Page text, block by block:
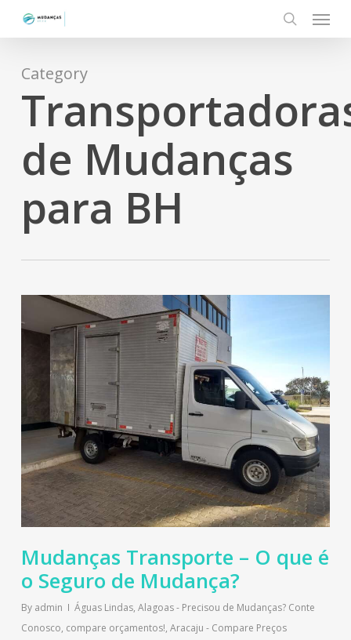
content
search
Menu
Category
de Mudanças
para BH
Mudanças Transporte – O que é
o Seguro de Mudança?
By admin Águas Lindas, Alagoas - Precisou de Mudanças? Conte
Conosco, compare orçamentos!, Aracaju - Compare Preços